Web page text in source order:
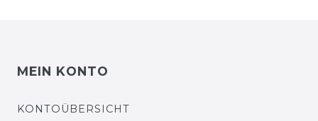
MEIN KONTO
KONTOÜBERSICHT